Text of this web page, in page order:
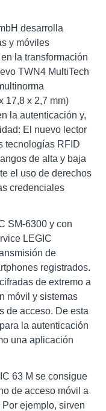
desarrolla
y móviles
la transformación
TWN4 MultiTech
17,8 x 2,7 mm)
la autenticación y,
El nuevo lector
tecnologías RFID
de alta y baja
el uso de derechos
credenciales
SM-6300 y con
LEGIC
de
registrados.
de extremo a
móvil y sistemas
de acceso. De esta
la autenticación
una aplicación
63 M se consigue
de acceso móvil a
ejemplo, sirven